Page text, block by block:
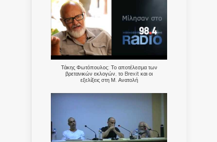
Τάκης Φωτόπουλος: Το αποτέλεσμα των
βρετανικών εκλογών, το Brexit και οι
εξελίξεις στη Μ. Ανατολή